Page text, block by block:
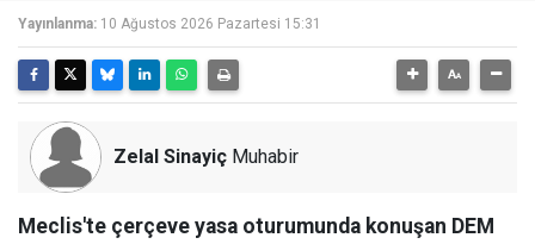
Yayınlanma: 10 Ağustos 2026 Pazartesi 15:31
Zelal Sinayiç Muhabir
Meclis'te çerçeve yasa oturumunda konuşan DEM